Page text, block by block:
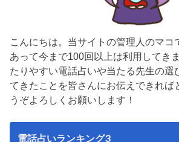
こんにちは。当サイトの管理人のマコ
あって今まで100回以上は利用してき
たりやすい電話占いや当たる先生の選
てきたことを皆さんにお伝えできれば
うぞよろしくお願いします！
電話占いランキング3